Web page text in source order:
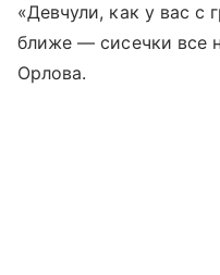
«Девчули, как у вас с
ближе — сисечки все
Орлова.